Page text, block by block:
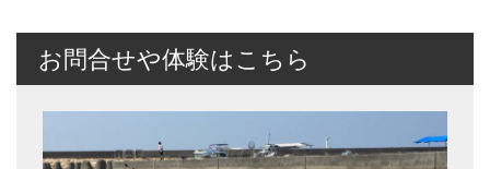
お問合せや体験はこちら